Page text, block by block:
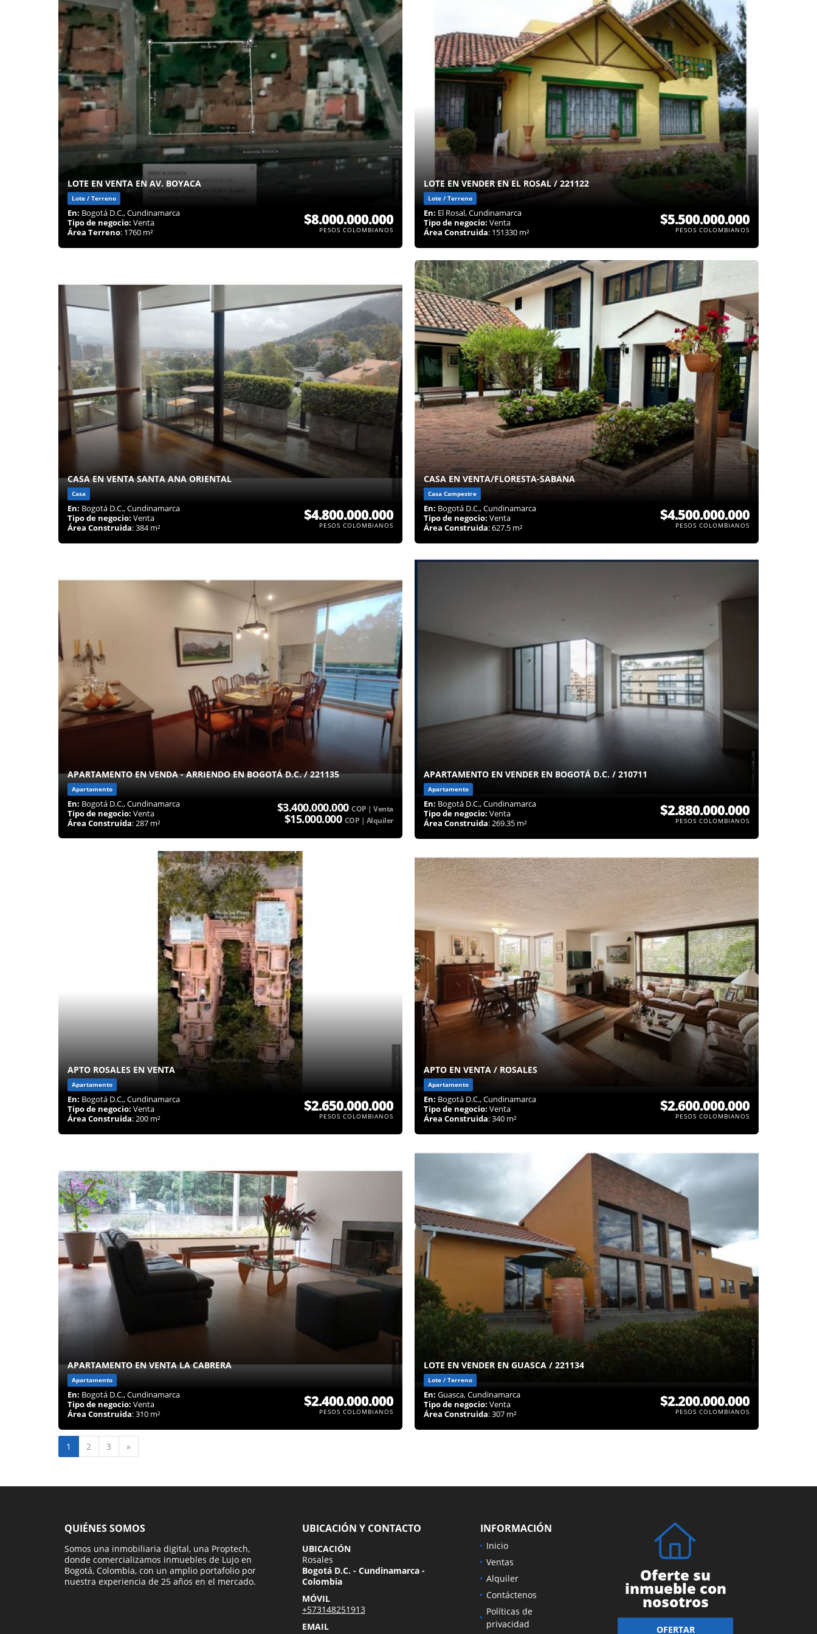
LOTE EN VENTA EN AV. BOYACA
Lote / Terreno
En: Bogotá D.C., Cundinamarca
Tipo de negocio: Venta
Área Terreno: 1760 m²
$8.000.000.000
PESOS COLOMBIANOS
LOTE EN VENDER EN EL ROSAL / 221122
Lote / Terreno
En: El Rosal, Cundinamarca
Tipo de negocio: Venta
Área Construida: 151330 m²
$5.500.000.000
PESOS COLOMBIANOS
CASA EN VENTA SANTA ANA ORIENTAL
Casa
En: Bogotá D.C., Cundinamarca
Tipo de negocio: Venta
Área Construida: 384 m²
$4.800.000.000
PESOS COLOMBIANOS
CASA EN VENTA/FLORESTA-SABANA
Casa Campestre
En: Bogotá D.C., Cundinamarca
Tipo de negocio: Venta
Área Construida: 627.5 m²
$4.500.000.000
PESOS COLOMBIANOS
APARTAMENTO EN VENDA - ARRIENDO EN BOGOTÁ D.C. / 221135
Apartamento
En: Bogotá D.C., Cundinamarca
Tipo de negocio: Venta
Área Construida: 287 m²
$3.400.000.000COP | Venta
$15.000.000 COP | Alquiler
APARTAMENTO EN VENDER EN BOGOTÁ D.C. / 210711
Apartamento
En: Bogotá D.C., Cundinamarca
Tipo de negocio: Venta
Área Construida: 269.35 m²
$2.880.000.000
PESOS COLOMBIANOS
APTO ROSALES EN VENTA
Apartamento
En: Bogotá D.C., Cundinamarca
Tipo de negocio: Venta
Área Construida: 200 m²
$2.650.000.000
PESOS COLOMBIANOS
APTO EN VENTA / ROSALES
Apartamento
En: Bogotá D.C., Cundinamarca
Tipo de negocio: Venta
Área Construida: 340 m²
$2.600.000.000
PESOS COLOMBIANOS
APARTAMENTO EN VENTA LA CABRERA
Apartamento
En: Bogotá D.C., Cundinamarca
Tipo de negocio: Venta
Área Construida: 310 m²
$2.400.000.000
PESOS COLOMBIANOS
LOTE EN VENDER EN GUASCA / 221134
Lote / Terreno
En: Guasca, Cundinamarca
Tipo de negocio: Venta
Área Construida: 307 m²
$2.200.000.000
PESOS COLOMBIANOS
1 2 3 »
QUIÉNES SOMOS
Somos una inmobiliaria digital, una Proptech,
donde comercializamos inmuebles de Lujo en
Bogotá, Colombia, con un amplio portafolio por
nuestra experiencia de 25 años en el mercado.
UBICACIÓN Y CONTACTO
UBICACIÓN
Rosales
Bogotá D.C. - Cundinamarca -
Colombia
MÓVIL
+573148251913
EMAIL
INFORMACIÓN
Inicio
Ventas
Alquiler
Contáctenos
Políticas de
privacidad
Oferte su
inmueble con
nosotros
OFERTAR